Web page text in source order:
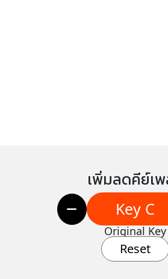
เพิ่มลดคีย์เ
Key C
Original Key
Reset